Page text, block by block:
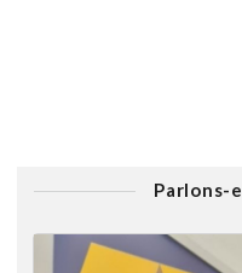
Parlons-